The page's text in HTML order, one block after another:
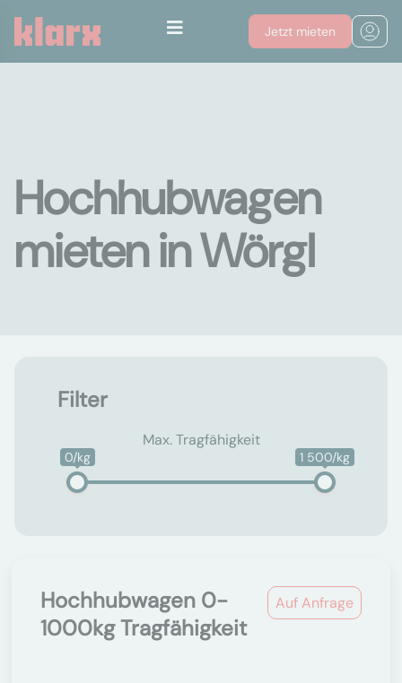
Jetzt mieten
Hochhubwagen
mieten in Wörgl
Filter
Max. Tragfähigkeit
0/kg 1 500/kg
Auf Anfrage
Hochhubwagen 0-
1000kg Tragfähigkeit